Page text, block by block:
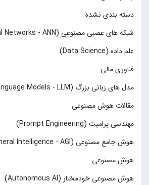
دسته بندی نشده
شبکه های عصبی مصنوعی (Artificial Neural Networks - ANN)
علم داده (Data Science)
فناوری مالی
مدل های زبانی بزرگ (Large Language Models - LLM)
مقالات هوش مصنوعی
مهندسی پرامپت (Prompt Engineering)
هوش جامع مصنوعی (Artificial General Intelligence - AGI)
هوش مصنوعی
هوش مصنوعی خودمختار (Autonomous AI)